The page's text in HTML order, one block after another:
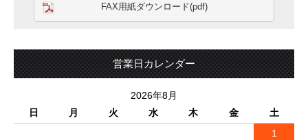
FAX用紙ダウンロード(pdf)
営業日カレンダー
2026年8月
日
月 火 水 木 金
土
1